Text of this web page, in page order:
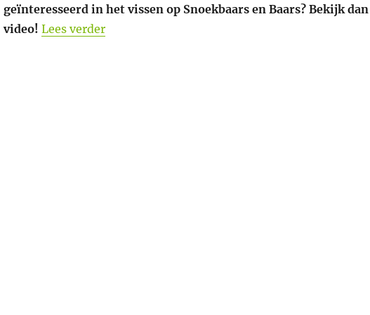
geïnteresseerd in het vissen op Snoekbaars en Baars? Bekijk dan
video! Lees verder“HOE VANG JE (GROTE) snoekbaarzen &